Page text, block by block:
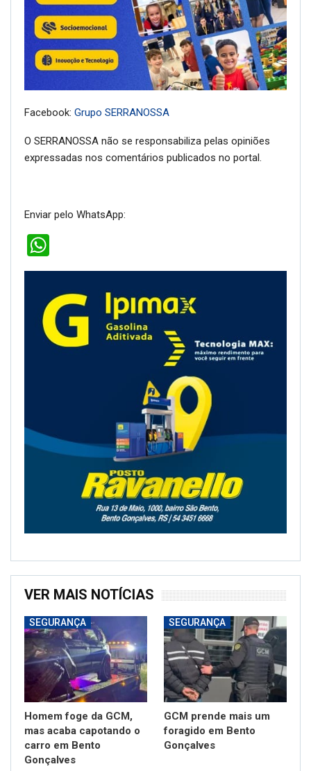
Facebook: Grupo SERRANOSSA
O SERRANOSSA não se responsabiliza pelas opiniões
expressadas nos comentários publicados no portal.
Enviar pelo WhatsApp:
VER MAIS NOTÍCIAS
SEGURANÇA
Homem foge da GCM,
mas acaba capotando o
carro em Bento
Gonçalves
SEGURANÇA
GCM prende mais um
foragido em Bento
Gonçalves